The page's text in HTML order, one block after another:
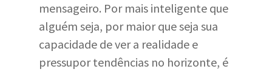
mensageiro. Por mais inteligente que
alguém seja, por maior que seja sua
capacidade de ver a realidade e
pressupor tendências no horizonte, é